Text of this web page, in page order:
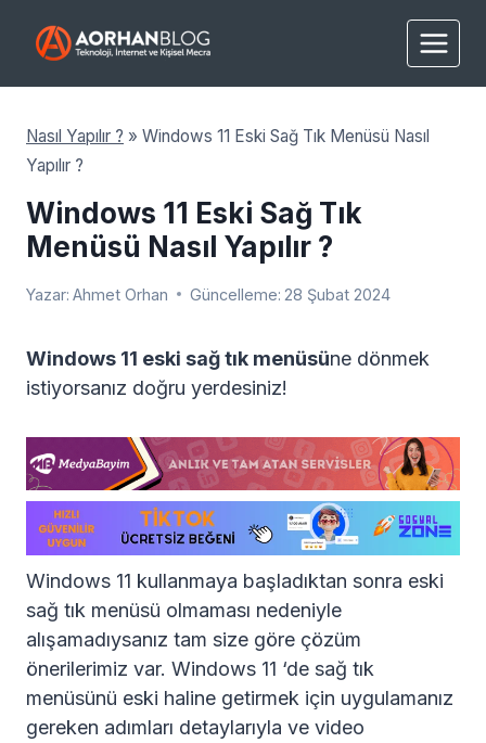
Nasıl Yapılır ? » Windows 11 Eski Sağ Tık Menüsü Nasıl
Yapılır ?
Windows 11 Eski Sağ Tık
Menüsü Nasıl Yapılır ?
Yazar: Ahmet Orhan Güncelleme: 28 Şubat 2024
Windows 11 eski sağ tık menüsüne dönmek
istiyorsanız doğru yerdesiniz!
Windows 11 kullanmaya başladıktan sonra eski
sağ tık menüsü olmaması nedeniyle
alışamadıysanız tam size göre çözüm
önerilerimiz var. Windows 11 ‘de sağ tık
menüsünü eski haline getirmek için uygulamanız
gereken adımları detaylarıyla ve video